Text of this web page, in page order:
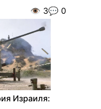
👁️ 3💬 0
Израиля: